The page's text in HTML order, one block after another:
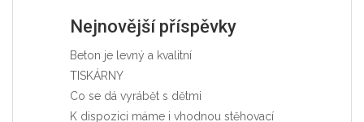
Nejnovější příspěvky
Beton je levný a kvalitní
TISKÁRNY
Co se dá vyrábět s dětmi
K dispozici máme i vhodnou stěhovací